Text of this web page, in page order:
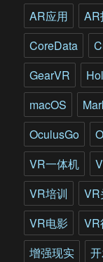
AR应用
AR
CoreData
GearVR
macOS
OculusGo
VR一体机
VR培训
VR
VR电影
VR
增强现实